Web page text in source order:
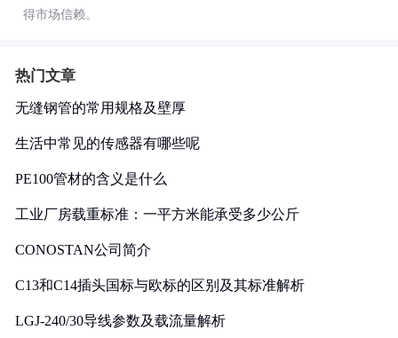
得市场信赖。
热门文章
无缝钢管的常用规格及壁厚
生活中常见的传感器有哪些呢
PE100管材的含义是什么
工业厂房载重标准：一平方米能承受多少公斤
CONOSTAN公司简介
C13和C14插头国标与欧标的区别及其标准解析
LGJ-240/30导线参数及载流量解析